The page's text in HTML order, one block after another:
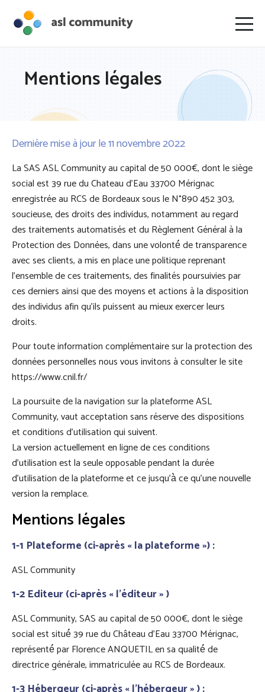
Mentions légales
Dernière mise à jour le 11 novembre 2022
La SAS ASL Community au capital de 50 000€, dont le siège
social est 39 rue du Chateau d’Eau 33700 Mérignac
enregistrée au RCS de Bordeaux sous le N°890 452 303,
soucieuse, des droits des individus, notamment au regard
des traitements automatisés et du Règlement Général à la
Protection des Données, dans une volonté́ de transparence
avec ses clients, a mis en place une politique reprenant
l’ensemble de ces traitements, des finalités poursuivies par
ces derniers ainsi que des moyens et actions à la disposition
des individus afin qu’ils puissent au mieux exercer leurs
droits.
Pour toute information complémentaire sur la protection des
données personnelles nous vous invitons à consulter le site
https://www.cnil.fr/
La poursuite de la navigation sur la plateforme ASL
Community, vaut acceptation sans réserve des dispositions
et conditions d’utilisation qui suivent.
La version actuellement en ligne de ces conditions
d’utilisation est la seule opposable pendant la durée
d’utilisation de la plateforme et ce jusqu’à̀ ce qu’une nouvelle
version la remplace.
Mentions légales
1-1 Plateforme (ci-après « la plateforme ») :
ASL Community
1-2 Editeur (ci-après « l’éditeur » )
ASL Community, SAS au capital de 50 000€, dont le siège
social est situé́ 39 rue du Château d’Eau 33700 Mérignac,
représenté́ par Florence ANQUETIL en sa qualité́ de
directrice générale, immatriculée au RCS de Bordeaux.